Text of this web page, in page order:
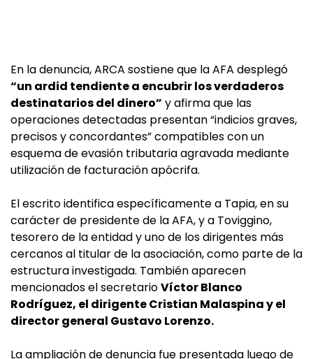
En la denuncia, ARCA sostiene que la AFA desplegó
“un ardid tendiente a encubrir los verdaderos
destinatarios del dinero” y afirma que las
operaciones detectadas presentan “indicios graves,
precisos y concordantes” compatibles con un
esquema de evasión tributaria agravada mediante
utilización de facturación apócrifa.
El escrito identifica específicamente a Tapia, en su
carácter de presidente de la AFA, y a Toviggino,
tesorero de la entidad y uno de los dirigentes más
cercanos al titular de la asociación, como parte de la
estructura investigada. También aparecen
mencionados el secretarioVíctor Blanco
Rodríguez, el dirigente Cristian Malaspina y el
director general Gustavo Lorenzo.
La ampliación de denuncia fue presentada luego de